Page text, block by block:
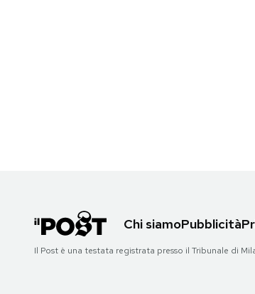
Chi siamoPubblicità
Il Post è una testata registrata presso il Tribunale di